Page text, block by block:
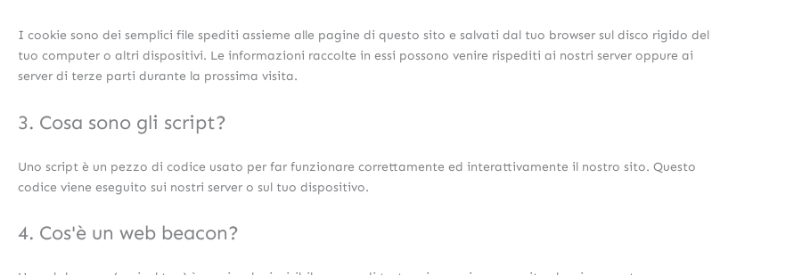
I cookie sono dei semplici file spediti assieme alle pagine di questo sito e salvati dal tuo browser sul disco rigido del
tuo computer o altri dispositivi. Le informazioni raccolte in essi possono venire rispediti ai nostri server oppure ai
server di terze parti durante la prossima visita.
3. Cosa sono gli script?
Uno script è un pezzo di codice usato per far funzionare correttamente ed interattivamente il nostro sito. Questo
codice viene eseguito sui nostri server o sul tuo dispositivo.
4. Cos'è un web beacon?